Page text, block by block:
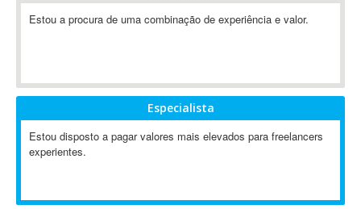
ABBYY FineReader
Ableton Live
Abstract
Abstract Window Toolkit (AWT)
AC Drives
Estou a procura de uma combinação de experiência e valor.
Especialista
Estou disposto a pagar valores mais elevados para freelancers
experientes.